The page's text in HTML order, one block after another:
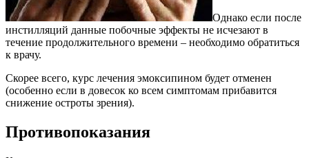
Однако если после
инстилляций данные побочные эффекты не исчезают в
течение продолжительного времени – необходимо обратиться
к врачу.
Скорее всего, курс лечения эмоксипином будет отменен
(особенно если в довесок ко всем симптомам прибавится
снижение остроты зрения).
Противопоказания